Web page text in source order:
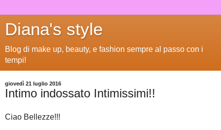
Diana's style
Blog di make up, beauty, e fashion sempre al passo con i
tempi!
giovedì 21 luglio 2016
Intimo indossato Intimissimi!!
Ciao Bellezze!!!